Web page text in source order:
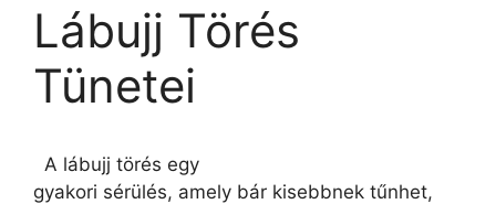
Lábujj Törés
Tünetei
A lábujj törés egy
gyakori sérülés, amely bár kisebbnek tűnhet,